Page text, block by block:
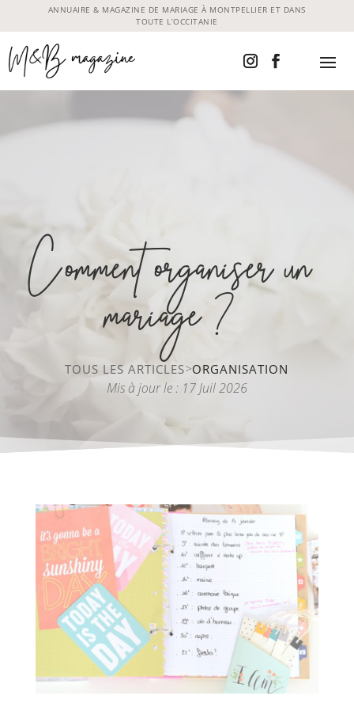
ANNUAIRE & MAGAZINE DE MARIAGE À MONTPELLIER ET DANS
TOUTE L’OCCITANIE
Comment organiser un
mariage ?
TOUS LES ARTICLES>ORGANISATION
Mis à jour le : 17 Juil 2026